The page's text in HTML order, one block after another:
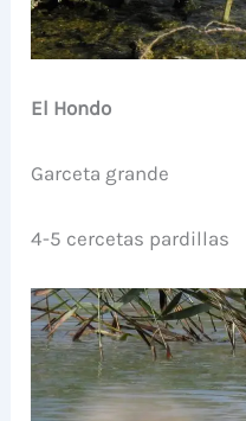
El Hondo
Garceta grande
4-5 cercetas pardillas